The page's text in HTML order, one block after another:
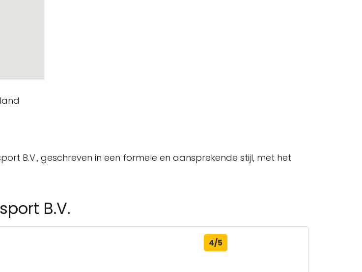
B.V., geschreven in een formele en aansprekende stijl, met het
B.V.
4/5